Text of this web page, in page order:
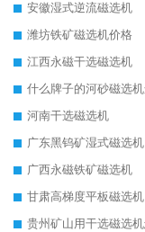
安徽湿式逆流磁选机
潍坊铁矿磁选机价格
江西永磁干选磁选机
河南干选磁选机
广东黑钨矿湿式磁选机
广西永磁铁矿磁选机
甘肃高梯度平板磁选机